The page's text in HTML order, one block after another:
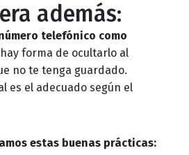
además:
telefónico como
forma de ocultarlo al
no te tenga guardado.
es el adecuado según el
estas buenas prácticas: